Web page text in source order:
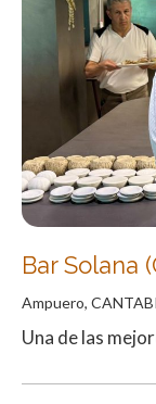
Bar Solana
Ampuero,
Una de las